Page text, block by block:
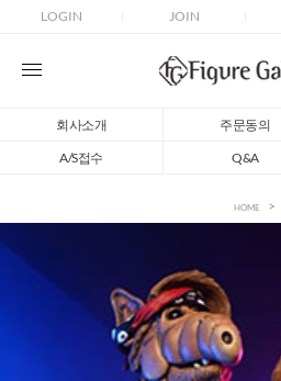
LOGIN JOIN
회사소개 주문동의
A/S접수
Q&A
HOME